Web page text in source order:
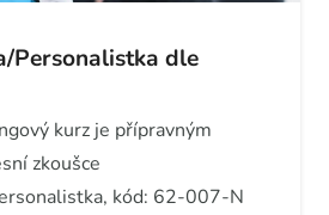
Personalistka dle
kurz je přípravným
zkoušce
kód: 62-007-N